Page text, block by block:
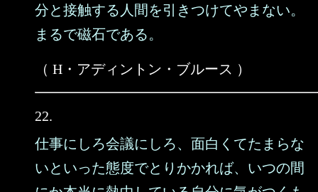
分と接触する人間を引きつけてやまない。
まるで磁石である。
（ H・アディントン・ブルース ）
22.
仕事にしろ会議にしろ、面白くてたまらな
いといった態度でとりかかれば、いつの間